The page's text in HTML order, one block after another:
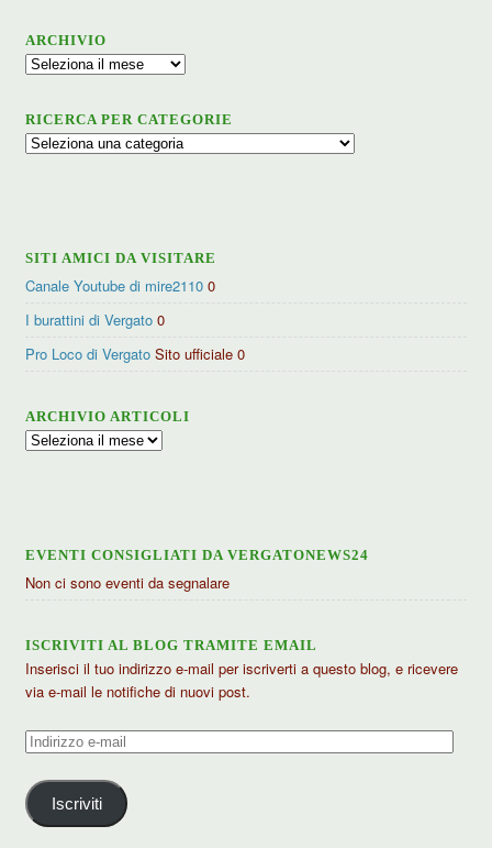
ARCHIVIO
Archivio
RICERCA PER CATEGORIE
Ricerca
SITI AMICI DA VISITARE
Canale Youtube di mire2110 0
I burattini di Vergato 0
Pro Loco di Vergato Sito ufficiale 0
ARCHIVIO ARTICOLI
Archivio
EVENTI CONSIGLIATI DA VERGATONEWS24
Non ci sono eventi da segnalare
ISCRIVITI AL BLOG TRAMITE EMAIL
Inserisci il tuo indirizzo e-mail per iscriverti a questo blog, e ricevere
via e-mail le notifiche di nuovi post.
Indirizzo
mail
Iscriviti